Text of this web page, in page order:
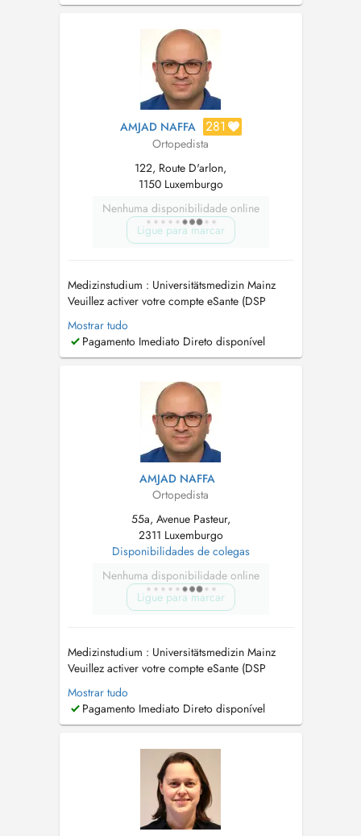
Erwachsenen. Es ist mir ein beson...
AMJAD NAFFA 281
Ortopedista
122, Route D'arlon,
1150 Luxemburgo
Nenhuma disponibilidade online
Ligue para marcar
Medizinstudium : Universitätsmedizin Mainz
Veuillez activer votre compte eSante (DSP
Dossier partagé) Tout rendez-vous NON
RESPECTE OU NON ANNULE 24h l'AVANCE
sera FACTURE Termine, die nicht
Stunden im voraus abgesagt werden, sind
Mostrar tudo
Pagamento Imediato Direto disponível
AMJAD NAFFA
Ortopedista
55a, Avenue Pasteur,
2311 Luxemburgo
Disponibilidades de colegas
Nenhuma disponibilidade online
Ligue para marcar
Medizinstudium : Universitätsmedizin Mainz
Veuillez activer votre compte eSante (DSP
Dossier partagé) Tout rendez-vous NON
RESPECTE OU NON ANNULE 24h l'AVANCE
sera FACTURE Termine, die nicht
Stunden im voraus abgesagt werden, sind
Mostrar tudo
Pagamento Imediato Direto disponível